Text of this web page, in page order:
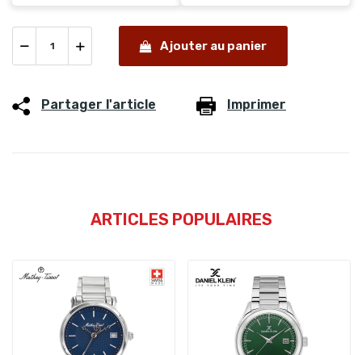
Ajouter au panier
Partager l'article Imprimer
ARTICLES POPULAIRES